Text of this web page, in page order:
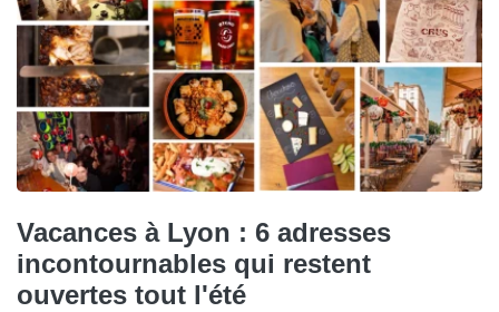
Vacances à Lyon : 6 adresses
incontournables qui restent
ouvertes tout l'été